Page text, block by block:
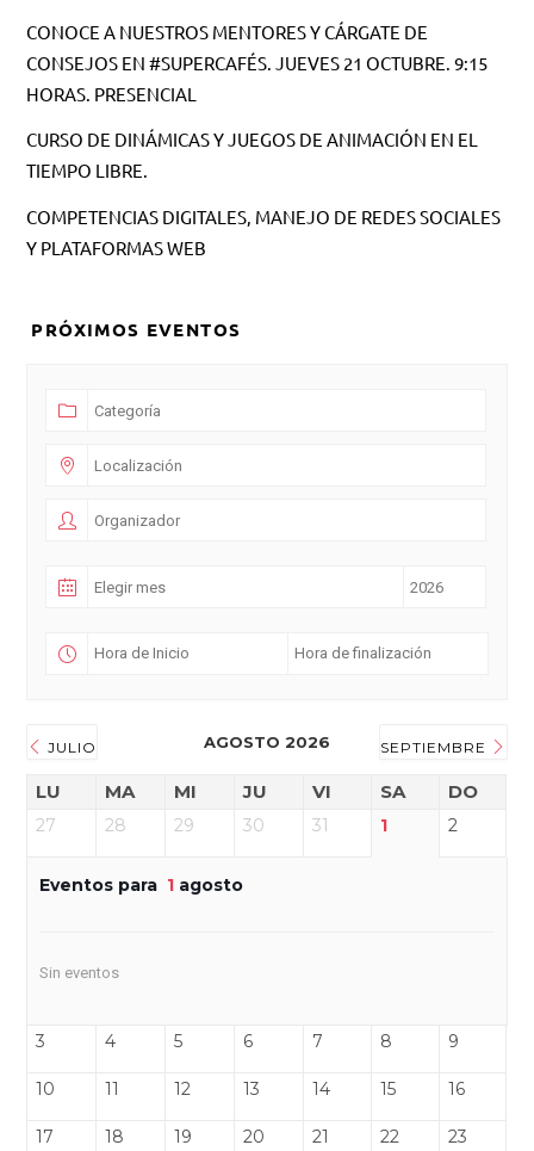
CONOCE A NUESTROS MENTORES Y CÁRGATE DE
CONSEJOS EN #SUPERCAFÉS. JUEVES 21 OCTUBRE. 9:15
HORAS. PRESENCIAL
CURSO DE DINÁMICAS Y JUEGOS DE ANIMACIÓN EN EL
TIEMPO LIBRE.
COMPETENCIAS DIGITALES, MANEJO DE REDES SOCIALES
Y PLATAFORMAS WEB
PRÓXIMOS EVENTOS
JULIO AGOSTO 2026 SEPTIEMBRE
LU MA MI JU VI SA DO
27 28 29 30 31 1 2
Eventos para 1 agosto
Sin eventos
3 4 5 6 7 8 9
10 11 12 13 14 15 16
17 18 19 20 21 22 23